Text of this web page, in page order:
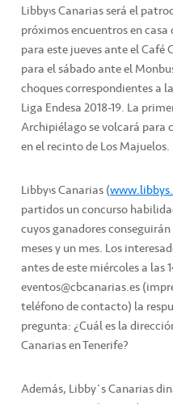
Libby’s Canarias será el
próximos encuentros en
para este jueves ante el Café
para el sábado ante el
choques correspondientes a
Liga Endesa 2018-19. La
Archipiélago se volcará para
en el recinto de Los Majuelos.
Libby’s Canarias (
partidos un concurso
cuyos ganadores
meses y un mes. Los
antes de este miércoles a las
eventos@cbcanarias.es
teléfono de contacto) la
pregunta: ¿Cuál es la
Canarias en Tenerife?
Además, Libby´s Canarias